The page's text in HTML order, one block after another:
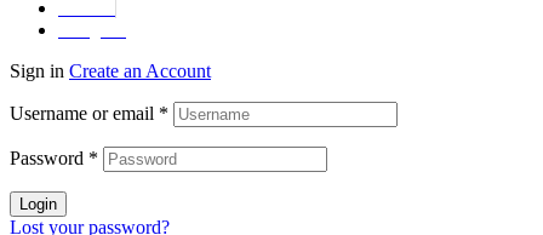
Sign in Create an Account
Username or email *
Password *
Login
Lost your password?